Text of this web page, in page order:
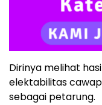
Dirinya melihat
elektabilitas
sebagai petarung.